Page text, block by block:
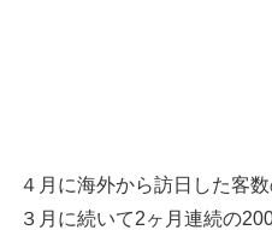
４月に海外から訪日した客
３月に続いて2ヶ月連続の